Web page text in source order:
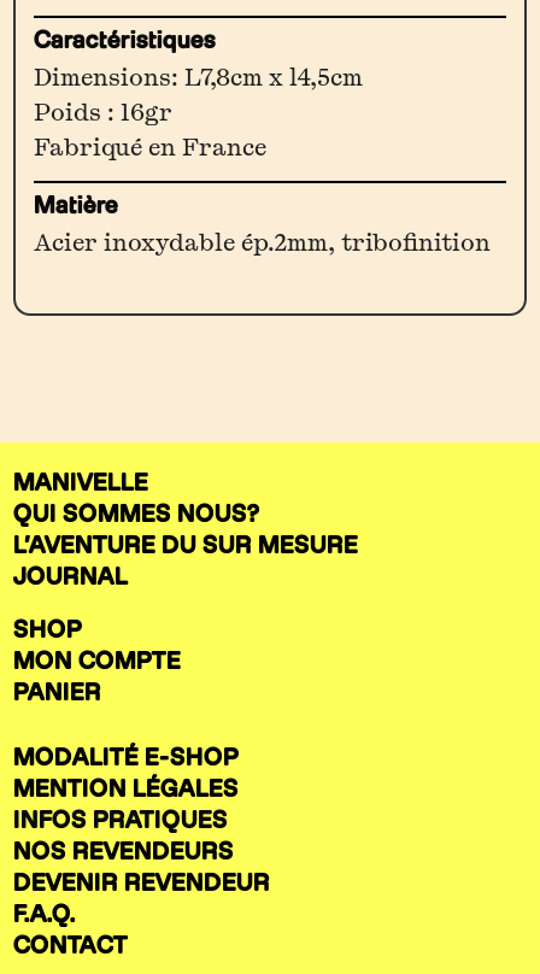
Caractéristiques
Dimensions: L7,8cm x l4,5cm
Poids : 16gr
Fabriqué en France
Matière
Acier inoxydable ép.2mm, tribofinition
MANIVELLE
QUI SOMMES NOUS?
L’AVENTURE DU SUR MESURE
JOURNAL
SHOP
MON COMPTE
PANIER
MODALITÉ E-SHOP
MENTION LÉGALES
INFOS PRATIQUES
NOS REVENDEURS
DEVENIR REVENDEUR
F.A.Q.
CONTACT